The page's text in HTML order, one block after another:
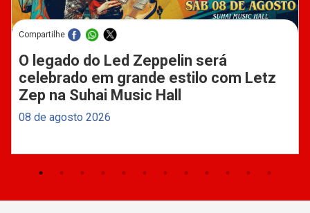
Compartilhe
O legado do Led Zeppelin será
celebrado em grande estilo com Letz
Zep na Suhai Music Hall
08 de agosto 2026